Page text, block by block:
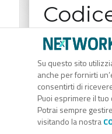
Su questo sito
anche per fornirti
consentirti di
Puoi esprimere il tuo
Potrai sempre
visitando la nostra
RSS link